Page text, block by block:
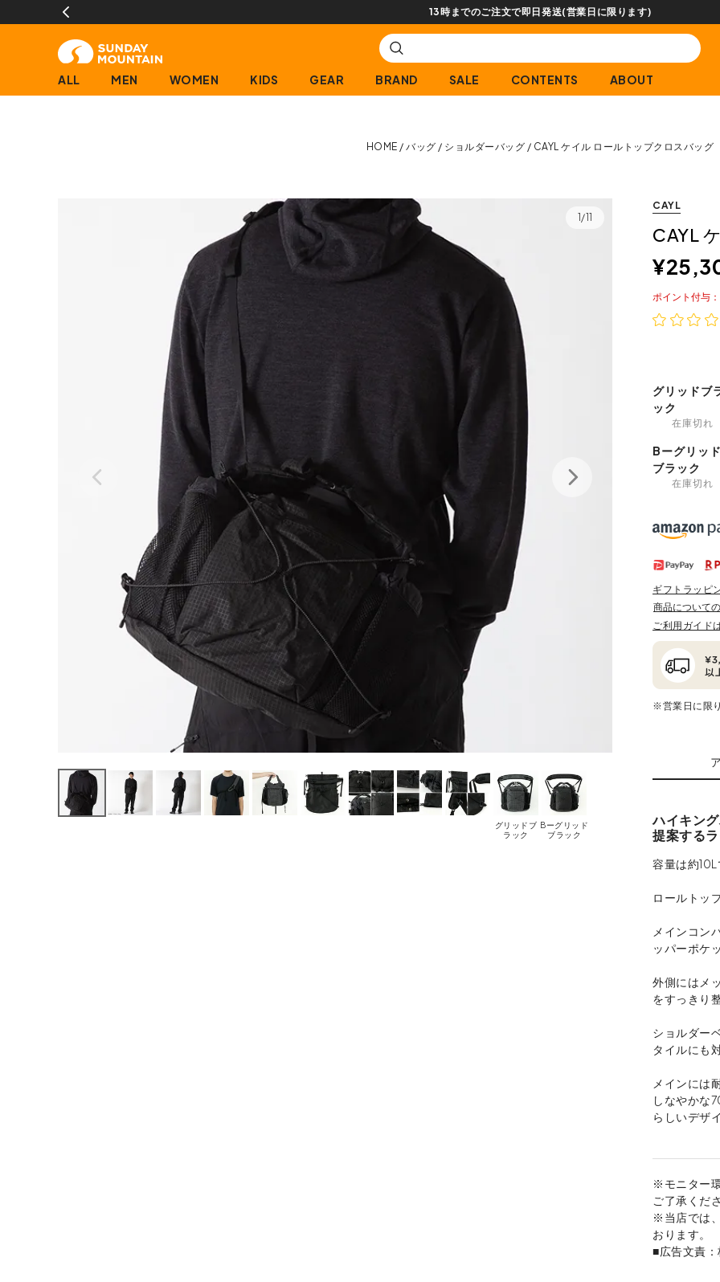
【会員限定】交換送料片道無料サービス
ALL MEN WOMEN KIDS GEAR BRAND SALE CONTENTS ABOUT
HOME バッグ ショルダーバッグ CAYL ケイル ロールトップクロスバッグ
1/11
グリッドブ
ラック
Bーグリッド
ブラック
CAYL
CAYL
¥
ポイント
グリッドブ
ック
在庫切れ
Bーグリッド
ブラック
在庫切れ
ギフトラッピ
商品について
ご利用ガイド
※営業日に限り
ハイキン
提案する
容量は約
ロールトッ
メインコン
ッパーポケ
外側にはメ
をすっきり
ショルダー
タイルにも
メインには
しなやかな
らしいデザ
※モニター
ご了承くだ
※当店では
おります。
■広告文責